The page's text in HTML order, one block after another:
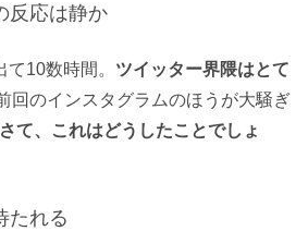
反応は静か
10数時間。 ツイッター界隈はとて
回のインスタグラムのほうが大騒ぎ
て、これはどうしたことでしょ
たれる